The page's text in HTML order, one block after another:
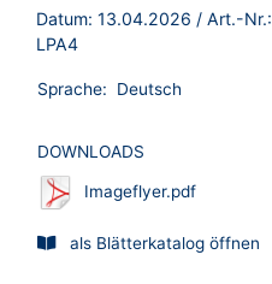
Datum: 13.04.2026 / Art.-Nr.:
LPA4
Sprache: Deutsch
DOWNLOADS
Imageflyer.pdf
als Blätterkatalog öffnen